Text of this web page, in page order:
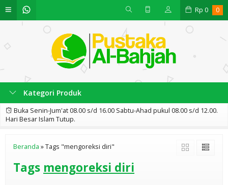
Rp 0 0
Kategori Produk
Buka Senin-Jum'at 08.00 s/d 16.00 Sabtu-Ahad pukul 08.00 s/d 12.00.
Hari Besar Islam Tutup.
Beranda »Tags "mengoreksi diri"
Tags mengoreksi diri